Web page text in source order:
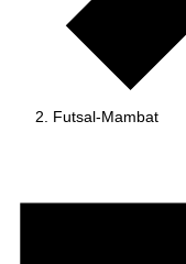
Futsal-Mambat